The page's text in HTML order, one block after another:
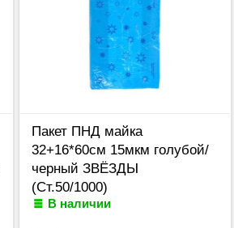
Пакет ПНД майка
32+16*60см 15мкм голубой/
черный ЗВЁЗДЫ
(Ст.50/1000)
В наличии